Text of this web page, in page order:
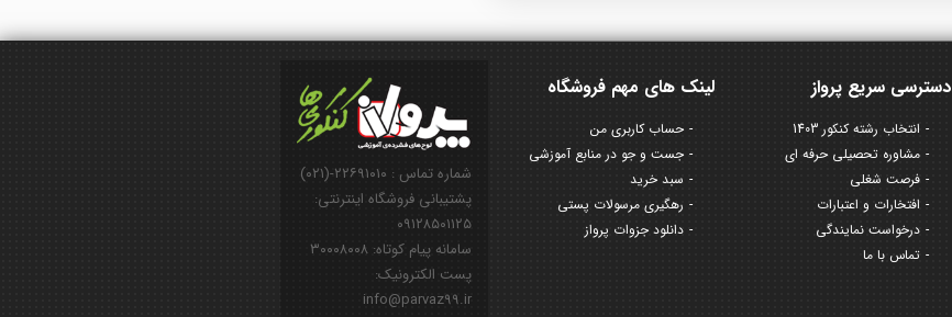
شماره تماس : ۲۲۶۹۱۰۱۰-(۰۲۱)
پشتیبانی فروشگاه اینترنتی:
۰۹۱۲۸۵۰۱۱۲۵
سامانه پیام کوتاه: ۳۰۰۰۸۰۰۸
پست الکترونیک:
info@parvaz99.ir
لینک های مهم فروشگاه
حساب کاربری من
جست و جو در منابع آموزشی
سبد خرید
رهگیری مرسولات پستی
دانلود جزوات پرواز
دسترسی سریع پرواز
انتخاب رشته کنکور 1403
مشاوره تحصیلی حرفه ای
فرصت شغلی
افتخارات و اعتبارات
درخواست نمایندگی
تماس با ما